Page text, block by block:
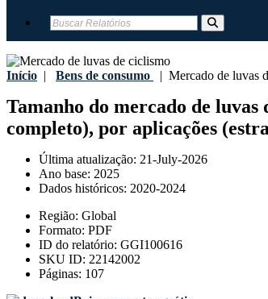
Início | Bens de consumo | Mercado de luvas
Tamanho do mercado de
completo), por aplicações
Última atualização: 21-July-2026
Ano base: 2025
Dados históricos: 2020-2024
Região: Global
Formato: PDF
ID do relatório: GGI100616
SKU ID: 22142002
Páginas: 107